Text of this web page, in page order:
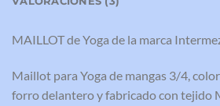
MAILLOT de Yoga de la marca
Maillot para Yoga de mangas 3/4,
forro delantero y fabricado con tejido